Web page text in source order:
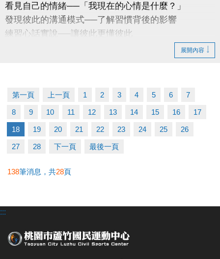
看見自己的情緒──「我現在的心情是什麼？」
發現彼此的溝通模式──了解習慣背後的影響
練習心話實說──讓彼此更懂彼此
講師：陳嘉昀｜尼思湖心理諮商所 — 實習諮商心理師
（桃園市蘆竹區仁愛路一段49號）
公益免費講座
限額 15 位！ 掃描 QR Code 或連結填表報名，馬上卡
位！
https://forms.gle/Fqt1ufVS6ns7nS3B8
展開內容
第一頁 上一頁 1 2 3 4 5 6 7
8 9 10 11 12 13 14 15 16 17
18 19 20 21 22 23 24 25 26
27 28 下一頁 最後一頁
138筆消息，共28頁
:::